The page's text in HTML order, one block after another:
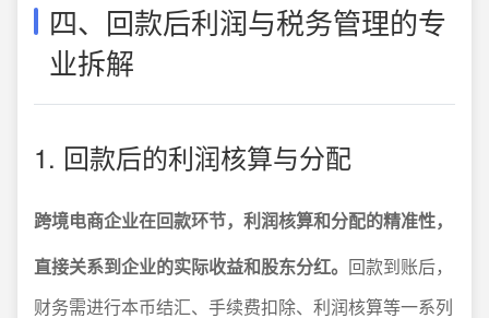
四、回款后利润与税务管理的专
业拆解
1. 回款后的利润核算与分配
跨境电商企业在回款环节，利润核算和分配的精准性，
直接关系到企业的实际收益和股东分红。 回款到账后，
财务需进行本币结汇、手续费扣除、利润核算等一系列